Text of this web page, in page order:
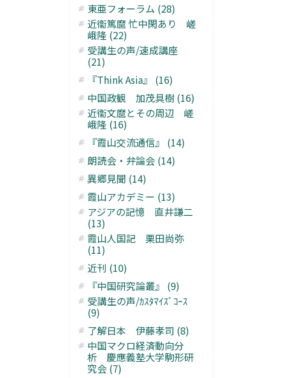
東亜フォーラム (28)
近衞篤麿 忙中閑あり 嵯
峨隆 (22)
受講生の声/速成講座
(21)
『Think Asia』 (16)
中国政観 加茂具樹 (16)
近衞文麿とその周辺 嵯
峨隆 (16)
『霞山交流通信』 (14)
朗読会・弁論会 (14)
異郷見聞 (14)
霞山アカデミー (13)
アジアの記憶 直井謙二
(13)
霞山人国記 栗田尚弥
(11)
近刊 (10)
『中国研究論叢』 (9)
受講生の声/ｶｽﾀﾏｲｽﾞｺｰｽ
(9)
了解日本 伊藤孝司 (8)
中国マクロ経済動向分
析 慶應義塾大学駒形研
究会 (7)